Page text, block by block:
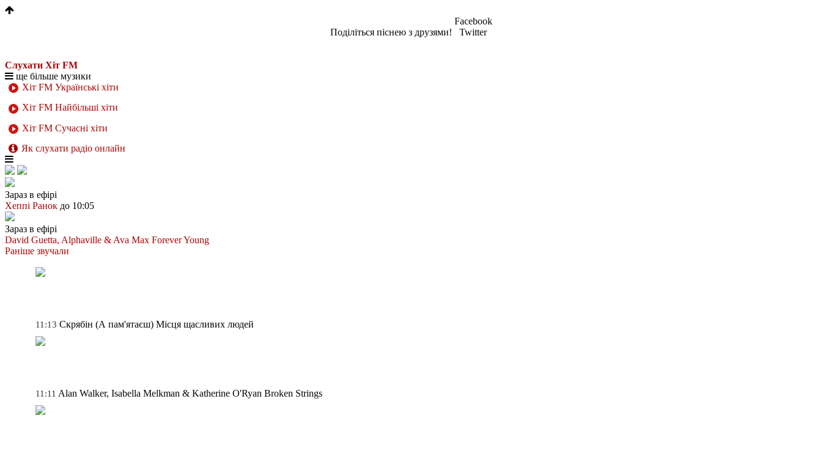
Поділіться піснею з друзями!
Facebook
Twitter
Слухати Хіт FM
ще більше музики
Хіт FM Українські хіти
Хіт FM Найбільші хіти
Хіт FM Сучасні хіти
Як слухати радіо онлайн
Зараз в ефірі
Хеппі Ранок до 10:05
Зараз в ефірі
David Guetta, Alphaville & Ava Max Forever Young
Раніше звучали
11:13 Скрябін (А пам'ятаєш) Місця щасливих людей
11:11 Alan Walker, Isabella Melkman & Katherine O'Ryan Broken Strings